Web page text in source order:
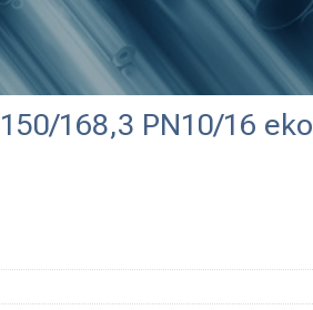
168,3 PN10/16 eko